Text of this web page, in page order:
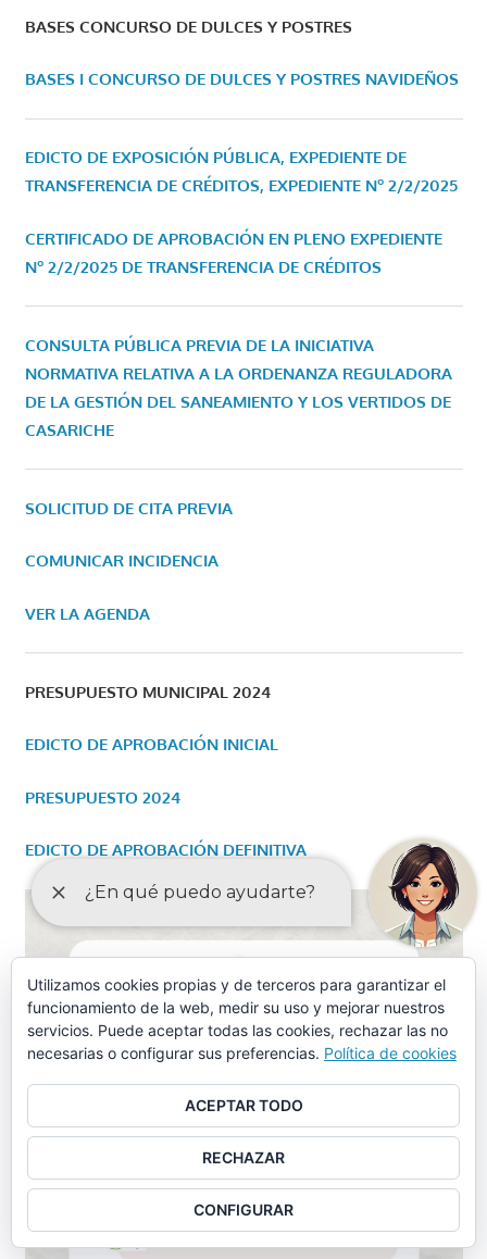
BASES CONCURSO DE DULCES Y POSTRES
BASES I CONCURSO DE DULCES Y POSTRES NAVIDEÑOS
EDICTO DE EXPOSICIÓN PÚBLICA, EXPEDIENTE DE
TRANSFERENCIA DE CRÉDITOS, EXPEDIENTE Nº 2/2/2025
CERTIFICADO DE APROBACIÓN EN PLENO EXPEDIENTE
Nº 2/2/2025 DE TRANSFERENCIA DE CRÉDITOS
CONSULTA PÚBLICA PREVIA DE LA INICIATIVA
NORMATIVA RELATIVA A LA ORDENANZA REGULADORA
DE LA GESTIÓN DEL SANEAMIENTO Y LOS VERTIDOS DE
CASARICHE
SOLICITUD DE CITA PREVIA
COMUNICAR INCIDENCIA
VER LA AGENDA
PRESUPUESTO MUNICIPAL 2024
EDICTO DE APROBACIÓN INICIAL
PRESUPUESTO 2024
EDICTO DE APROBACIÓN DEFINITIVA
Utilizamos cookies propias y de terceros para garantizar el
funcionamiento de la web, medir su uso y mejorar nuestros
servicios. Puede aceptar todas las cookies, rechazar las no
necesarias o configurar sus preferencias. Política de cookies
ACEPTAR TODO
RECHAZAR
CONFIGURAR